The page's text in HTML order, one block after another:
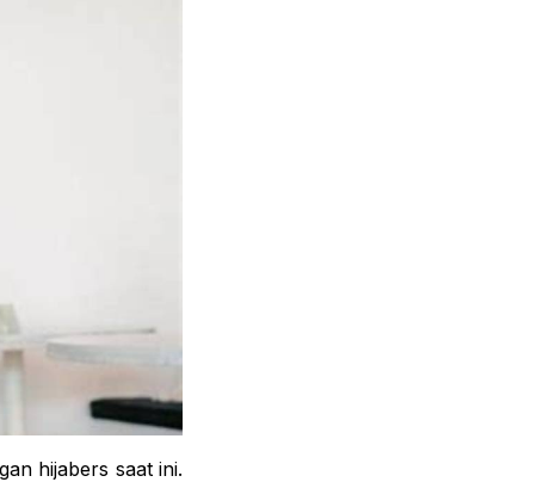
hijabers saat ini.